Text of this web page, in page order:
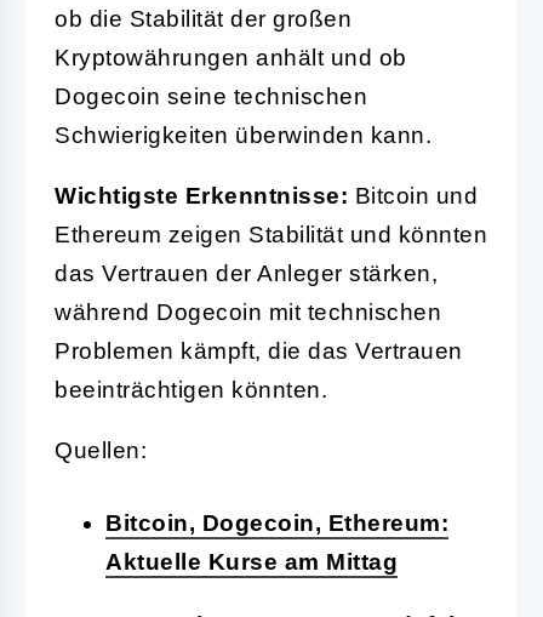
ob die Stabilität der großen
Kryptowährungen anhält und ob
Dogecoin seine technischen
Schwierigkeiten überwinden kann.
Wichtigste Erkenntnisse: Bitcoin und
Ethereum zeigen Stabilität und könnten
das Vertrauen der Anleger stärken,
während Dogecoin mit technischen
Problemen kämpft, die das Vertrauen
beeinträchtigen könnten.
Quellen:
Bitcoin, Dogecoin, Ethereum:
Aktuelle Kurse am Mittag